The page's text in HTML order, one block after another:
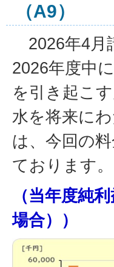
（A9）
2026年4月
2026年度中
を引き起こ
水を将来に
は、今回の
ております。
（当年度純
場合））